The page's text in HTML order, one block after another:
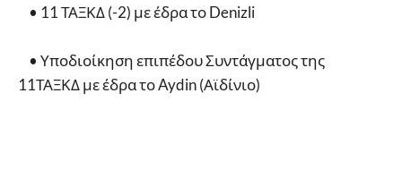
• 11 ΤΑΞΚΔ (-2) με έδρα το Denizli
• Υποδιοίκηση επιπέδου Συντάγματος της
11ΤΑΞΚΔ με έδρα το Aydin (Αϊδίνιο)